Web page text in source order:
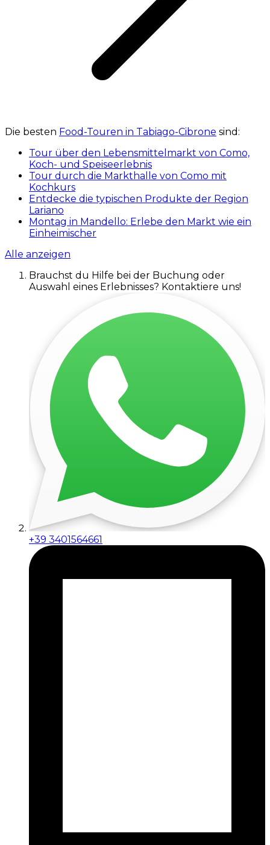
Die besten Food-Touren in Tabiago-Cibrone sind:
Tour über den Lebensmittelmarkt von Como,
Koch- und Speiseerlebnis
Tour durch die Markthalle von Como mit
Kochkurs
Entdecke die typischen Produkte der Region
Lariano
Montag in Mandello: Erlebe den Markt wie ein
Einheimischer
Alle anzeigen
Brauchst du Hilfe bei der Buchung oder
Auswahl eines Erlebnisses? Kontaktiere uns!
+39 3401564661